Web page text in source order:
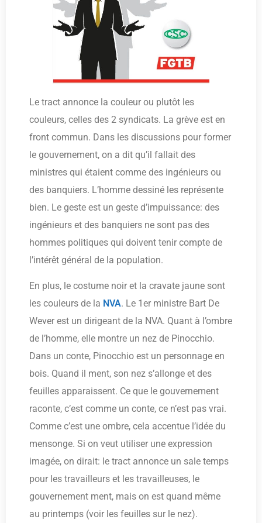
Le tract annonce la couleur ou plutôt les
couleurs, celles des 2 syndicats. La grève est en
front commun. Dans les discussions pour former
le gouvernement, on a dit qu’il fallait des
ministres qui étaient comme des ingénieurs ou
des banquiers. L’homme dessiné les représente
bien. Le geste est un geste d’impuissance: des
ingénieurs et des banquiers ne sont pas des
hommes politiques qui doivent tenir compte de
l’intérêt général de la population.
En plus, le costume noir et la cravate jaune sont
les couleurs de la NVA. Le 1er ministre Bart De
Wever est un dirigeant de la NVA. Quant à l’ombre
de l’homme, elle montre un nez de Pinocchio.
Dans un conte, Pinocchio est un personnage en
bois. Quand il ment, son nez s’allonge et des
feuilles apparaissent. Ce que le gouvernement
raconte, c’est comme un conte, ce n’est pas vrai.
Comme c’est une ombre, cela accentue l’idée du
mensonge. Si on veut utiliser une expression
imagée, on dirait: le tract annonce un sale temps
pour les travailleurs et les travailleuses, le
gouvernement ment, mais on est quand même
au printemps (voir les feuilles sur le nez).